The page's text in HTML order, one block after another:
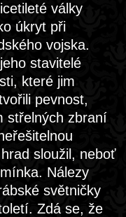
války
úkryt při
vojska.
stavitelé
které jim
pevnost,
střelných zbraní
sloužil, neboť
Nálezy
světničky
Zdá se, že